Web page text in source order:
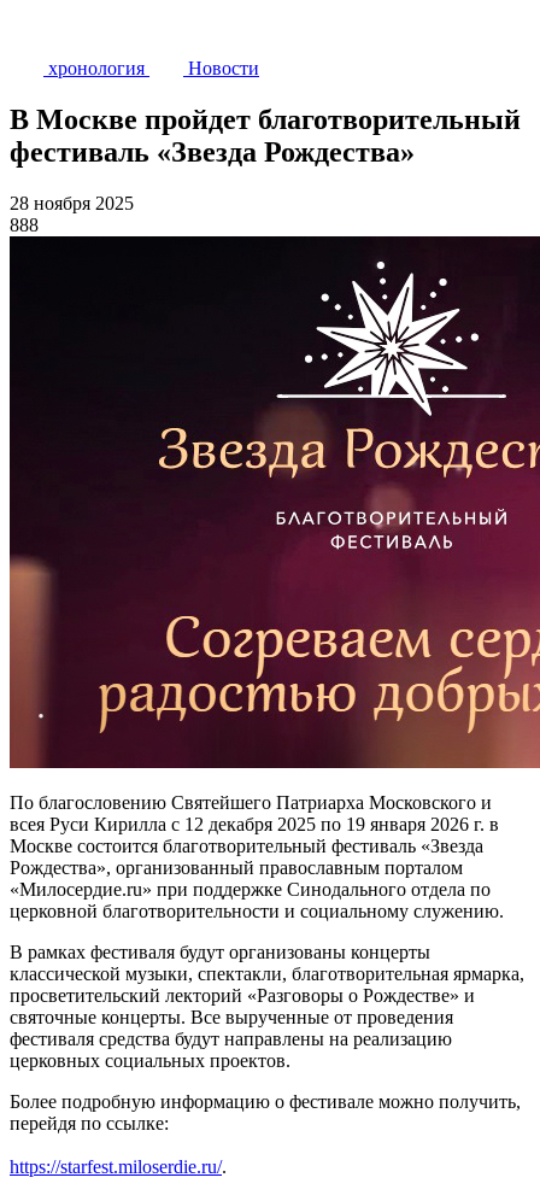
хронология Новости
В Москве пройдет благотворительный
фестиваль «Звезда Рождества»
28 ноября 2025
888
По благословению Святейшего Патриарха Московского и
всея Руси Кирилла с 12 декабря 2025 по 19 января 2026 г. в
Москве состоится благотворительный фестиваль «Звезда
Рождества», организованный православным порталом
«Милосердие.ru» при поддержке Синодального отдела по
церковной благотворительности и социальному служению.
В рамках фестиваля будут организованы концерты
классической музыки, спектакли, благотворительная ярмарка,
просветительский лекторий «Разговоры о Рождестве» и
святочные концерты. Все вырученные от проведения
фестиваля средства будут направлены на реализацию
церковных социальных проектов.
Более подробную информацию о фестивале можно получить,
перейдя по ссылке:
https://starfest.miloserdie.ru/.